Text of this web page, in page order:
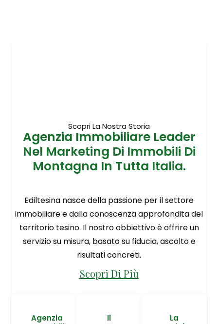
Scopri La Nostra Storia
Agenzia Immobiliare Leader
Nel Marketing Di Immobili Di
Montagna In Tutta Italia.
Ediltesina nasce della passione per il settore
immobiliare e dalla conoscenza approfondita del
territorio tesino. Il nostro obbiettivo è offrire un
servizio su misura, basato su fiducia, ascolto e
risultati concreti.
Scopri Di Più
Agenzia
Il
La